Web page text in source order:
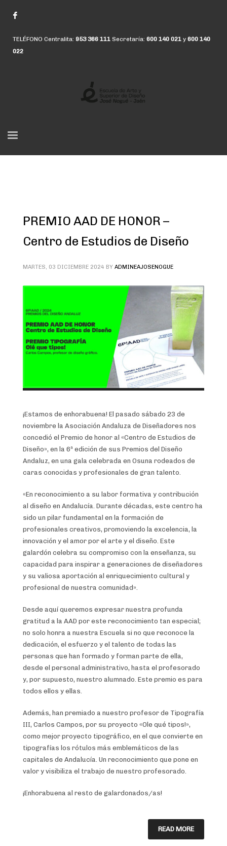
TELÉFONO Centralita: 953 366 111 Secretaría: 600 140 021 y 600 140
022
PREMIO AAD DE HONOR –
Centro de Estudios de Diseño
MARTES, 03 DICIEMBRE 2024 BY ADMINEAJOSENOGUE
¡Estamos de enhorabuena! El pasado sábado 23 de
noviembre la Asociación Andaluza de Diseñadores nos
concedió el Premio de honor al «Centro de Estudios de
Diseño», en la 6ª edición de sus Premios del Diseño
Andaluz, en una gala celebrada en Osuna rodeados de
caras conocidas y profesionales de gran talento.
«En reconocimiento a su labor formativa y contribución
al diseño en Andalucía. Durante décadas, este centro ha
sido un pilar fundamental en la formación de
profesionales creativos, promoviendo la excelencia, la
innovación y el amor por el arte y el diseño. Este
galardón celebra su compromiso con la enseñanza, su
capacidad para inspirar a generaciones de diseñadores
y su valiosa aportación al enriquecimiento cultural y
profesional de nuestra comunidad».
Desde aquí queremos expresar nuestra profunda
gratitud a la AAD por este reconocimiento tan especial;
no solo honra a nuestra Escuela si no que reconoce la
dedicación, el esfuerzo y el talento de todas las
personas que han formado y forman parte de ella,
desde el personal administrativo, hasta el profesorado
y, por supuesto, nuestro alumnado. Este premio es para
todos ellos y ellas.
Además, han premiado a nuestro profesor de Tipografía
III, Carlos Campos, por su proyecto «Ole qué tipos!»,
como mejor proyecto tipográfico, en el que convierte en
tipografías los rótulos más emblemáticos de las
capitales de Andalucía. Un reconocimiento que pone en
valor y visibiliza el trabajo de nuestro profesorado.
¡Enhorabuena al resto de galardonados/as!
READ MORE